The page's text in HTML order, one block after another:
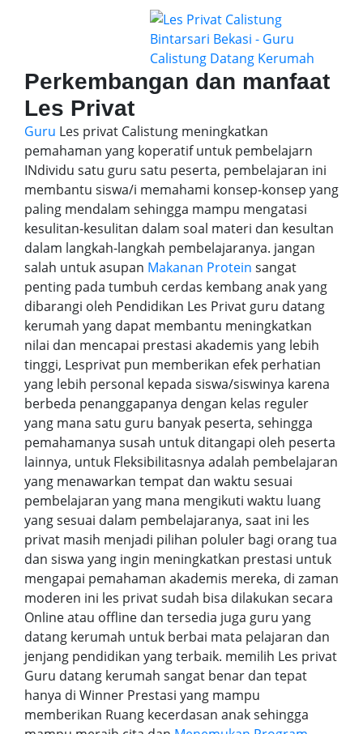
Perkembangan dan manfaat
Les Privat
Guru Les privat Calistung meningkatkan
pemahaman yang koperatif untuk pembelajarn
INdividu satu guru satu peserta, pembelajaran ini
membantu siswa/i memahami konsep-konsep yang
paling mendalam sehingga mampu mengatasi
kesulitan-kesulitan dalam soal materi dan kesultan
dalam langkah-langkah pembelajaranya. jangan
salah untuk asupan Makanan Protein sangat
penting pada tumbuh cerdas kembang anak yang
dibarangi oleh Pendidikan Les Privat guru datang
kerumah yang dapat membantu meningkatkan
nilai dan mencapai prestasi akademis yang lebih
tinggi, Lesprivat pun memberikan efek perhatian
yang lebih personal kepada siswa/siswinya karena
berbeda penanggapanya dengan kelas reguler
yang mana satu guru banyak peserta, sehingga
pemahamanya susah untuk ditangapi oleh peserta
lainnya, untuk Fleksibilitasnya adalah pembelajaran
yang menawarkan tempat dan waktu sesuai
pembelajaran yang mana mengikuti waktu luang
yang sesuai dalam pembelajaranya, saat ini les
privat masih menjadi pilihan poluler bagi orang tua
dan siswa yang ingin meningkatkan prestasi untuk
mengapai pemahaman akademis mereka, di zaman
moderen ini les privat sudah bisa dilakukan secara
Online atau offline dan tersedia juga guru yang
datang kerumah untuk berbai mata pelajaran dan
jenjang pendidikan yang terbaik. memilih Les privat
Guru datang kerumah sangat benar dan tepat
hanya di Winner Prestasi yang mampu
memberikan Ruang kecerdasan anak sehingga